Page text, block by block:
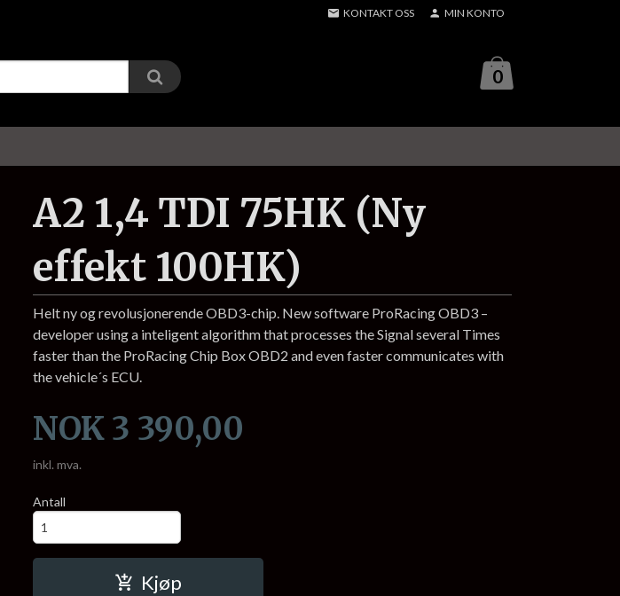
KONTAKT OSS MIN KONTO
0
A2 1,4 TDI 75HK (Ny
effekt 100HK)
Helt ny og revolusjonerende OBD3-chip. New software ProRacing OBD3 –
developer using a inteligent algorithm that processes the Signal several Times
faster than the ProRacing Chip Box OBD2 and even faster communicates with
the vehicle´s ECU.
Pris
NOK 3 390,00
inkl. mva.
Antall
Kjøp